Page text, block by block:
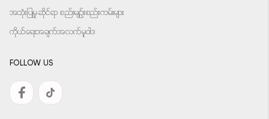
အသုံးပြုမှုဆိုင်ရာ စည်းမျဉ်းစည်းကမ်းများ
ကိုယ်ရေးအချက်အလက်မူဝါဒ
FOLLOW US